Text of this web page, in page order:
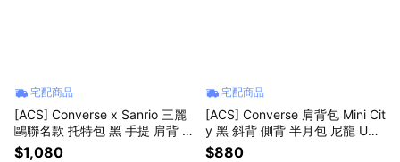
宅配商品
[ACS] Converse x Sanrio 三麗
鷗聯名款 托特包 黑 手提 肩背 W
A5872023
$1,080
宅配商品
[ACS] Converse 肩背包 Mini Cit
y 黑 斜背 側背 半月包 尼龍 UA5
951023
$880